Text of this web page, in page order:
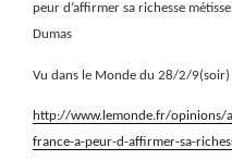
peur d’affirmer sa richesse
Dumas
Vu dans le Monde du 28/2/9(soir)
http://www.lemonde.fr/
france-a-peur-d-affirmer-sa-